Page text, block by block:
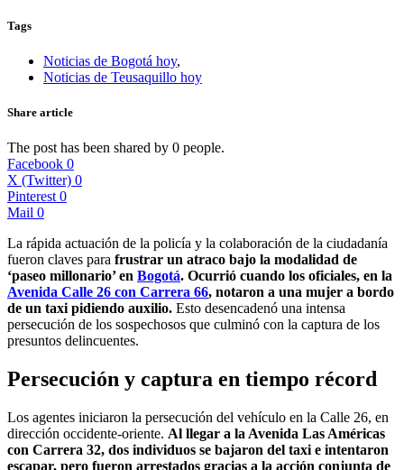
Tags
Noticias de Bogotá hoy,
Noticias de Teusaquillo hoy
Share article
The post has been shared by 0 people.
Facebook 0
X (Twitter) 0
Pinterest 0
Mail 0
La rápida actuación de la policía y la colaboración de la ciudadanía
fueron claves para frustrar un atraco bajo la modalidad de
‘paseo millonario’ en Bogotá. Ocurrió cuando los oficiales, en la
Avenida Calle 26 con Carrera 66, notaron a una mujer a bordo
de un taxi pidiendo auxilio. Esto desencadenó una intensa
persecución de los sospechosos que culminó con la captura de los
presuntos delincuentes.
Persecución y captura en tiempo récord
Los agentes iniciaron la persecución del vehículo en la Calle 26, en
dirección occidente-oriente. Al llegar a la Avenida Las Américas
con Carrera 32, dos individuos se bajaron del taxi e intentaron
escapar, pero fueron arrestados gracias a la acción conjunta de